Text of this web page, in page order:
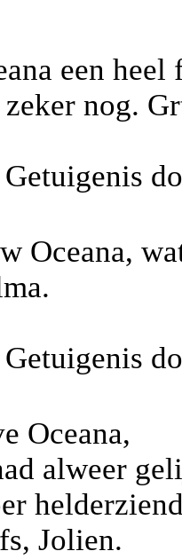
een
nog.
Getuigenis
Oceana,
Getuigenis
Oceana,
alweer
Jolien.